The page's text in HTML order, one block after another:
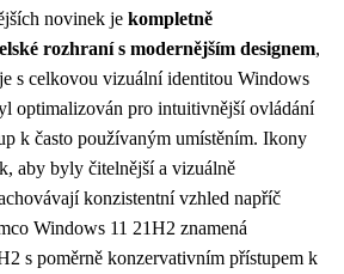
novinek je kompletně
rozhraní s modernějším designem,
s celkovou vizuální identitou Windows
optimalizován pro intuitivnější ovládání
k často používaným umístěním. Ikony
aby byly čitelnější a vizuálně
konzistentní vzhled napříč
Windows 11 21H2 znamená
s poměrně konzervativním přístupem k